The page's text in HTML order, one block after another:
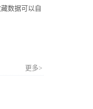
数据可以自
更多>